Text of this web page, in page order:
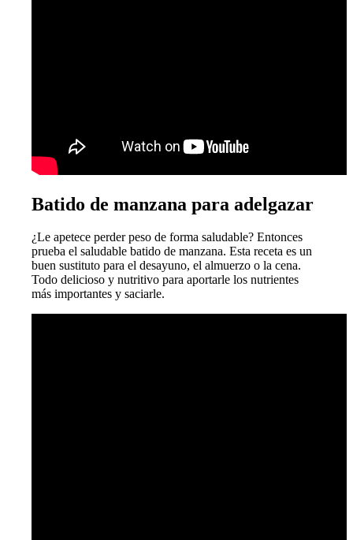
Batido de manzana para adelgazar
¿Le apetece perder peso de forma saludable? Entonces
prueba el saludable batido de manzana. Esta receta es un
buen sustituto para el desayuno, el almuerzo o la cena.
Todo delicioso y nutritivo para aportarle los nutrientes
más importantes y saciarle.